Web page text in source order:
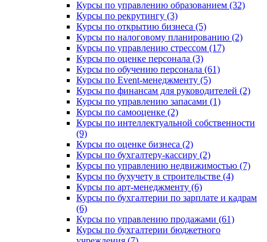
Курсы по управлению образованием (32)
Курсы по рекрутингу (3)
Курсы по открытию бизнеса (5)
Курсы по налоговому планированию (2)
Курсы по управлению стрессом (17)
Курсы по оценке персонала (3)
Курсы по обучению персонала (61)
Курсы по Event-менеджменту (5)
Курсы по финансам для руководителей (2)
Курсы по управлению запасами (1)
Курсы по самооценке (2)
Курсы по интеллектуальной собственности
(9)
Курсы по оценке бизнеса (2)
Курсы по бухгалтеру-кассиру (2)
Курсы по управлению недвижимостью (7)
Курсы по бухучету в строительстве (4)
Курсы по арт-менеджменту (6)
Курсы по бухгалтерии по зарплате и кадрам
(6)
Курсы по управлению продажами (61)
Курсы по бухгалтерии бюджетного